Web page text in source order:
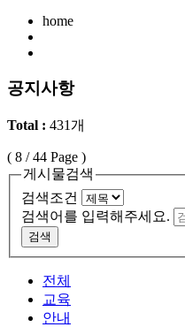
home
공지사항
Total : 431개
( 8 / 44 Page )
게시물검색
검색조건
검색어를 입력해주세요.
검색
전체
교육
안내